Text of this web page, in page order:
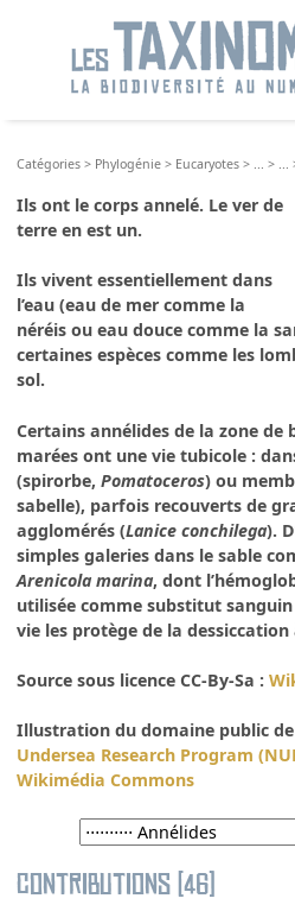
Catégories > Phylogénie > Eucaryotes > >
Ils ont le corps annelé. Le ver de
terre en est un.
Ils vivent essentiellement dans
l’eau (eau de mer comme la
néréis ou eau douce comme la
certaines espèces comme les
sol.
Certains annélides de la zone de
marées ont une vie tubicole :
(spirorbe,Pomatoceros) ou
sabelle), parfois recouverts de
agglomérés (Lanice conchilega).
simples galeries dans le sable
Arenicola marina, dont
utilisée comme substitut
vie les protège de la dessiccation
Source sous licence CC-By-Sa :
Illustration du domaine public
Undersea Research Program
Wikimédia Commons
Contributions (46)